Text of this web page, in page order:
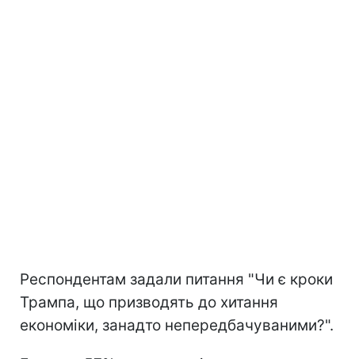
Респондентам задали питання "Чи є кроки
Трампа, що призводять до хитання
економіки, занадто непередбачуваними?".